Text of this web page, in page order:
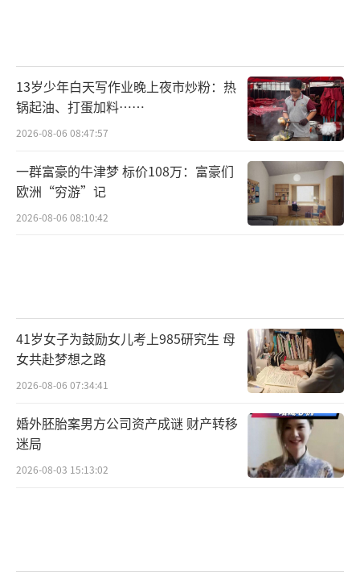
13岁少年白天写作业晚上夜市炒粉：热
锅起油、打蛋加料……
2026-08-06 08:47:57
一群富豪的牛津梦 标价108万：富豪们
欧洲“穷游”记
2026-08-06 08:10:42
41岁女子为鼓励女儿考上985研究生 母
女共赴梦想之路
2026-08-06 07:34:41
婚外胚胎案男方公司资产成谜 财产转移
迷局
2026-08-03 15:13:02